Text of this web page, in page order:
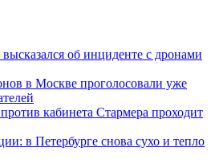
об инциденте с дронами
в Москве проголосовали уже
кабинета Стармера проходит
в Петербурге снова сухо и тепло